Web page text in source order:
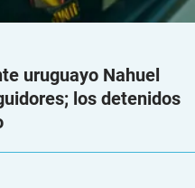
uruguayo Nahuel
los detenidos